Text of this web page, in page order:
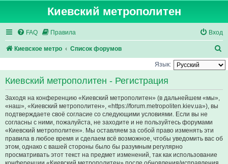
Киевский метрополитен
FAQ Правила Вход
Киевское метро Список форумов
о
с
Язык:
Киевский метрополитен - Регистрация
Заходя на конференцию «Киевский метрополитен» (в дальнейшем «мы»,
«наш», «Киевский метрополитен», «https://forum.metropoliten.kiev.ua»), вы
подтверждаете своё согласие со следующими условиями. Если вы не
согласны с ними, пожалуйста, не заходите и не пользуйтесь форумами
«Киевский метрополитен». Мы оставляем за собой право изменять эти
правила в любое время и сделаем всё возможное, чтобы уведомить вас об
этом, однако с вашей стороны было бы разумным регулярно
просматривать этот текст на предмет изменений, так как использование